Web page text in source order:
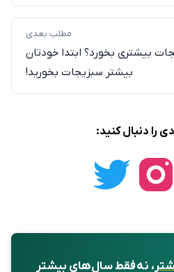
مطلب بعدی
بیشتری بخورد؟ ابتدا خودتان
بیشتر سبزیجات بخورید!
را دنبال کنید:
، نه فقط سال‌های بیشتر